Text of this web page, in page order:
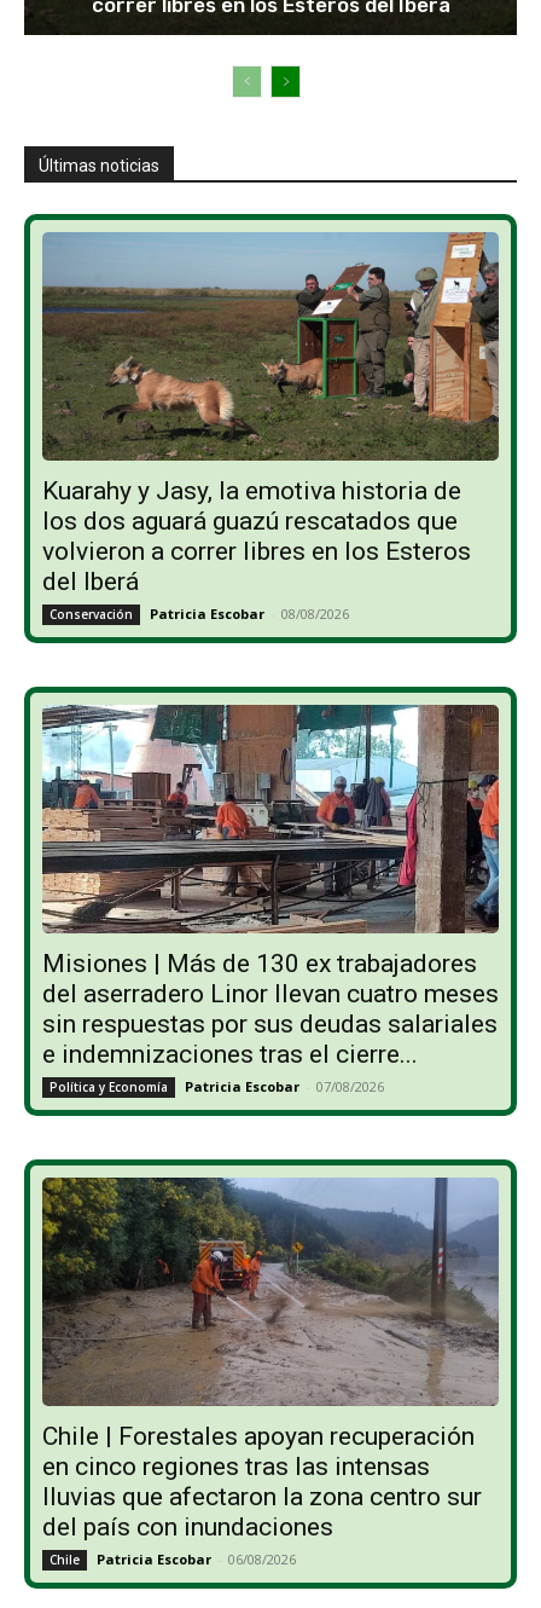
Últimas noticias
Kuarahy y Jasy, la emotiva historia de
los dos aguará guazú rescatados que
volvieron a correr libres en los Esteros
del Iberá
Conservación Patricia Escobar - 08/08/2026
Misiones | Más de 130 ex trabajadores
del aserradero Linor llevan cuatro meses
sin respuestas por sus deudas salariales
e indemnizaciones tras el cierre...
Política y Economía Patricia Escobar - 07/08/2026
Chile | Forestales apoyan recuperación
en cinco regiones tras las intensas
lluvias que afectaron la zona centro sur
del país con inundaciones
Chile Patricia Escobar - 06/08/2026